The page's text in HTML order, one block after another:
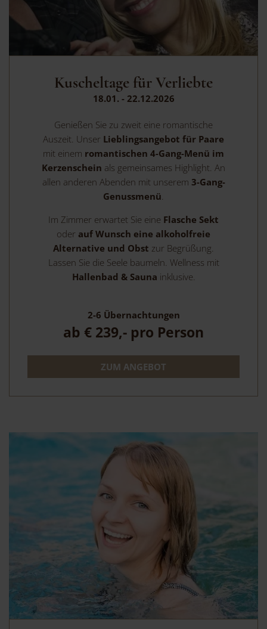
Kuscheltage für Verliebte
18.01. - 22.12.2026
Genießen Sie zu zweit eine romantische
Auszeit. Unser Lieblingsangebot für Paare
mit einem romantischen 4-Gang-Menü im
Kerzenschein als gemeinsames Highlight. An
allen anderen Abenden mit unserem 3-Gang-
Genussmenü
Im Zimmer erwartet Sie eine Flasche Sekt
oder auf Wunsch eine alkoholfreie
Alternative und Obst zur Begrüßung.
Lassen Sie die Seele baumeln. Wellness mit
Hallenbad & Sauna inklusive.
2-6 Übernachtungen
ab € 239,- pro Person
ZUM ANGEBOT